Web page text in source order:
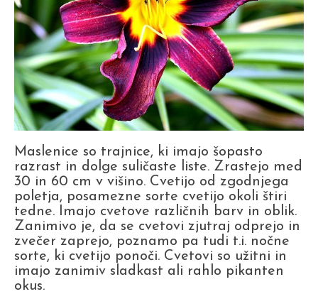
Maslenice so trajnice, ki imajo šopasto
razrast in dolge suličaste liste. Zrastejo med
30 in 60 cm v višino. Cvetijo od zgodnjega
poletja, posamezne sorte cvetijo okoli štiri
tedne. Imajo cvetove različnih barv in oblik.
Zanimivo je, da se cvetovi zjutraj odprejo in
zvečer zaprejo, poznamo pa tudi t.i. nočne
sorte, ki cvetijo ponoči. Cvetovi so užitni in
imajo zanimiv sladkast ali rahlo pikanten
okus.